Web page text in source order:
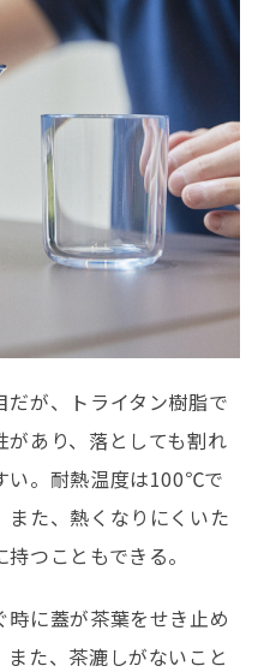
が、トライタン樹脂で
あり、落としても割れ
い。耐熱温度は100℃で
た、熱くなりにくいた
つこともできる。
に蓋が茶葉をせき止め
た、茶漉しがないこと